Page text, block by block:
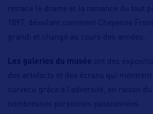
retrace le drame et la romance du tout
1897, dévoilant comment Cheyenne
grandi et changé au cours des années.
Les galeries du musée ont des
des artefacts et des écrans qui
survécu grâce à l’adversité, en raison
nombreuses personnes passionnées.